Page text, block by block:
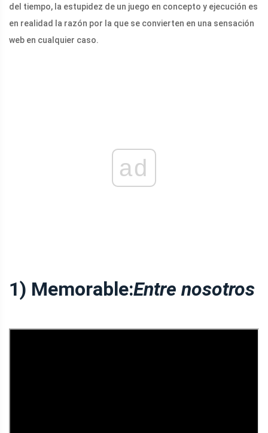
del tiempo, la estupidez de un juego en concepto y ejecución es
en realidad la razón por la que se convierten en una sensación
web en cualquier caso.
ad
1) Memorable:Entre nosotros